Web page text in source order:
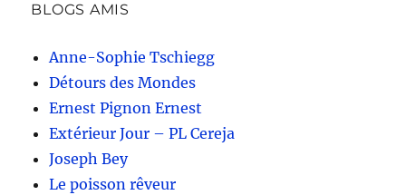
BLOGS AMIS
Anne-Sophie Tschiegg
Détours des Mondes
Ernest Pignon Ernest
Extérieur Jour – PL Cereja
Joseph Bey
Le poisson rêveur